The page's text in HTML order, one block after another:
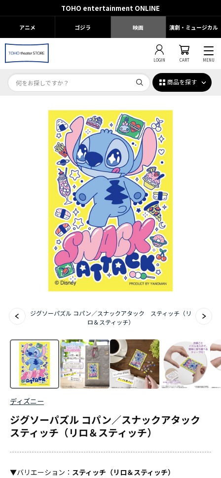
TOHO entertainment ONLINE
アニメ ゴジラ 映画 演劇・ミュージカル
LOGIN CART MENU
商品を探す
ジグソーパズル コパン／スナックアタック スティッチ（リ
ロ＆スティッチ）
ディズニー
ジグソーパズル コパン／スナックアタック
スティッチ（リロ＆スティッチ）
▼バリエーション ： スティッチ（リロ＆スティッチ）